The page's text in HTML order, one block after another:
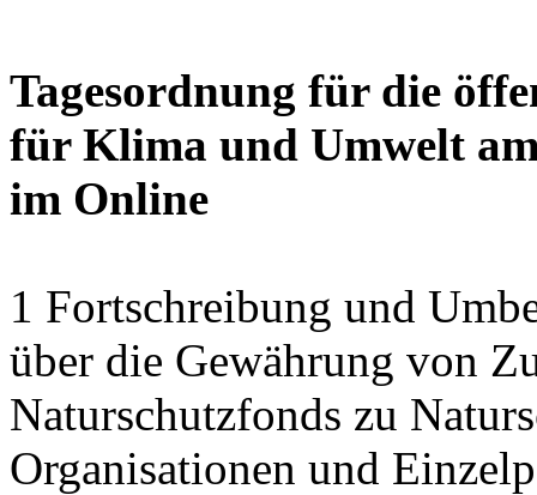
Tagesordnung für die
für Klima und Umwelt
im Online
1 Fortschreibung und
über die Gewährung von
Naturschutzfonds zu
Organisationen und